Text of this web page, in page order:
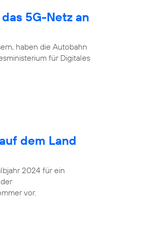
5G-Netz an
haben die Autobahn
für Digitales
dem Land
2024 für ein
vor.